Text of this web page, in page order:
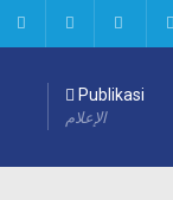
Publikasi
الإعلام